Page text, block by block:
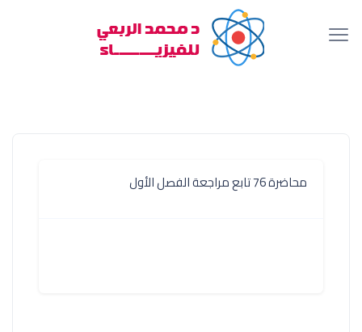
محاضرة 76 تابع مراجعة الفصل الأول